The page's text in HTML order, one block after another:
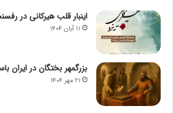
اینبار قلب هیرکانی در
۱۱ آبان ۱۴۰۴
بزرگمهر بختگان در ایران
۲۱ مهر ۱۴۰۴